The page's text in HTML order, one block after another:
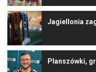
Jagiellonia
Planszówki,